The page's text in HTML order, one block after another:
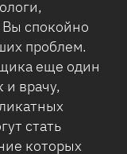
спокойно
проблем.
еще один
и врачу,
стать
которых